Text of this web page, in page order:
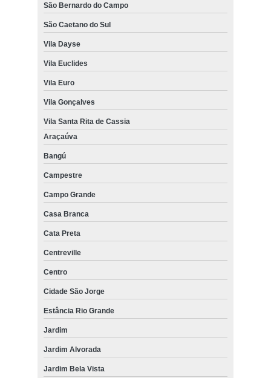
São Bernardo do Campo
São Caetano do Sul
Vila Dayse
Vila Euclides
Vila Euro
Vila Gonçalves
Vila Santa Rita de Cassia
Araçaúva
Bangú
Campestre
Campo Grande
Casa Branca
Cata Preta
Centreville
Centro
Cidade São Jorge
Estância Rio Grande
Jardim
Jardim Alvorada
Jardim Bela Vista